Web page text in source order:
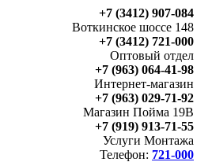
+7 (3412) 907-084
Воткинское шоссе 148
+7 (3412) 721-000
Оптовый отдел
+7 (963) 064-41-98
Интернет-магазин
+7 (963) 029-71-92
Магазин Пойма 19В
+7 (919) 913-71-55
Услуги Монтажа
Телефон: 721-000